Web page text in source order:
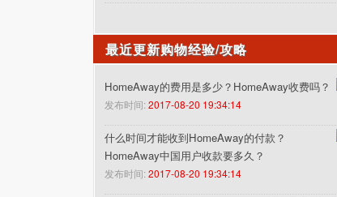
最近更新购物经验/攻略
HomeAway的费用是多少？HomeAway收费吗？
发布时间: 2017-08-20 19:34:14
什么时间才能收到HomeAway的付款？
HomeAway中国用户收款要多久？
发布时间: 2017-08-20 19:34:14